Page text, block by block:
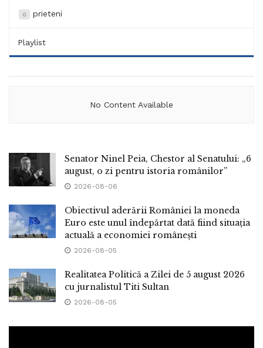
0 prieteni
Playlist
No Content Available
Senator Ninel Peia, Chestor al Senatului: „6
august, o zi pentru istoria românilor”
2026-08-06
Obiectivul aderării României la moneda
Euro este unul îndepărtat dată fiind situația
actuală a economiei românești
2026-08-05
Realitatea Politică a Zilei de 5 august 2026
cu jurnalistul Titi Sultan
2026-08-05